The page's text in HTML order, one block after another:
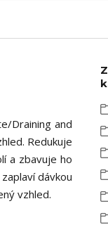
Draining and
Redukuje
a zbavuje ho
dávkou
vzhled.